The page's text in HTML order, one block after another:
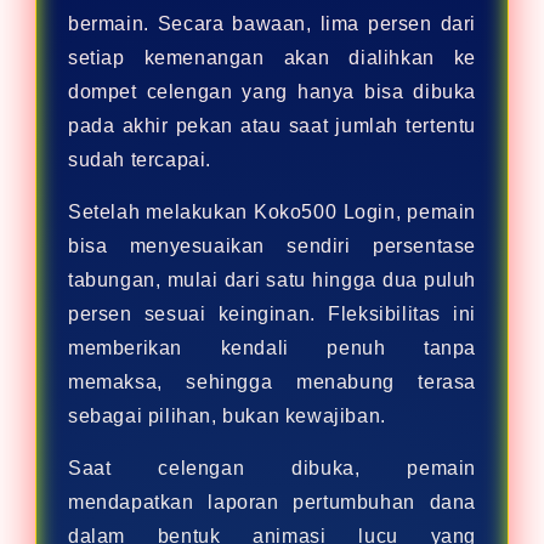
bermain. Secara bawaan, lima persen dari
setiap kemenangan akan dialihkan ke
dompet celengan yang hanya bisa dibuka
pada akhir pekan atau saat jumlah tertentu
sudah tercapai.
Setelah melakukan Koko500 Login, pemain
bisa menyesuaikan sendiri persentase
tabungan, mulai dari satu hingga dua puluh
persen sesuai keinginan. Fleksibilitas ini
memberikan kendali penuh tanpa
memaksa, sehingga menabung terasa
sebagai pilihan, bukan kewajiban.
Saat celengan dibuka, pemain
mendapatkan laporan pertumbuhan dana
dalam bentuk animasi lucu yang